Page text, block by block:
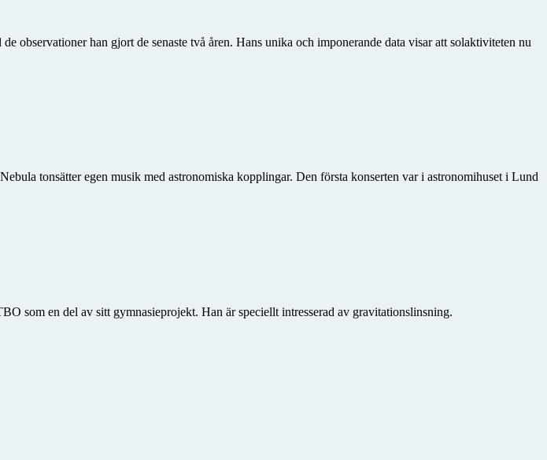
observationer han gjort de senaste två åren. Hans unika och imponerande data visar att solaktiviteten nu
tonsätter egen musik med astro­no­miska kopplingar. Den första konserten var i astronomihuset i Lund
som en del av sitt gymnasieprojekt. Han är speciellt intresserad av gravitationslinsning.